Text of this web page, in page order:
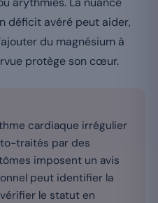
déficit avéré peut aider,
du magnésium à
protège son cœur.
cardiaque irrégulier
traités par des
imposent un avis
peut identifier la
le statut en